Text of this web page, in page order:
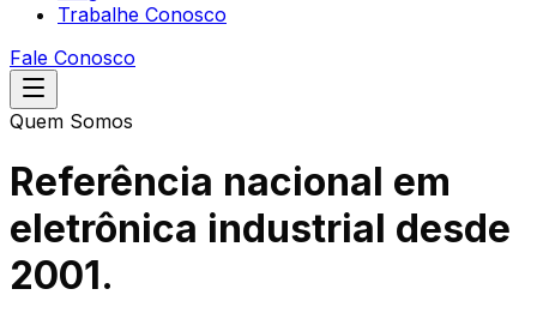
Trabalhe Conosco
Fale Conosco
Quem Somos
Referência nacional em
eletrônica industrial desde
2001.